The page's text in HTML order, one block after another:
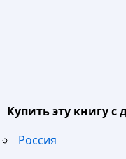
Купить эту книгу с
Россия